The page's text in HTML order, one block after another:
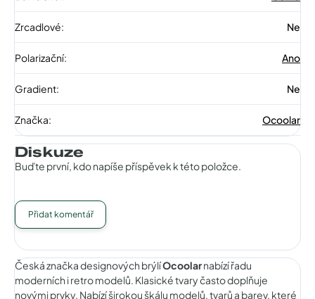
Zrcadlové: Ne
Polarizační: Ano
Gradient: Ne
Značka: Ocoolar
Diskuze
Buďte první, kdo napíše příspěvek k této položce.
Přidat komentář
Česká značka designových brýlíOcoolarnabízí řadu
moderních i retro modelů. Klasické tvary často doplňuje
novými prvky. Nabízí širokou škálu modelů, tvarů a barev, které